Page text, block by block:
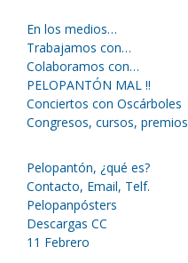
En los medios…
Trabajamos con…
Colaboramos con…
PELOPANTÓN MAL !!
Conciertos con Oscárboles
Congresos, cursos, premios
Pelopantón, ¿qué es?
Contacto, Email, Telf.
Pelopanpósters
Descargas CC
11 Febrero